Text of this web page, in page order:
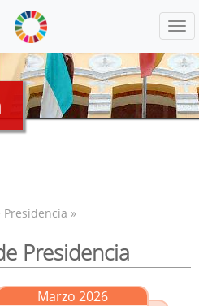
Presidencia »
Presidencia
Marzo 2026